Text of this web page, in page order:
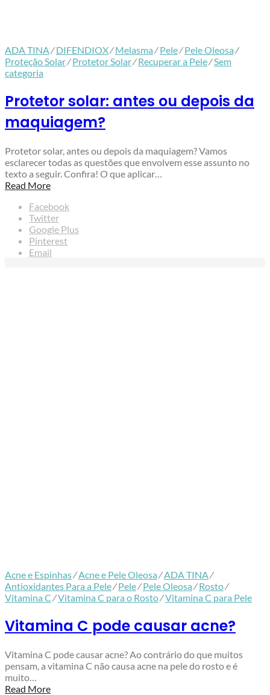
ADA TINA⁄DIFENDIOX⁄Melasma⁄Pele⁄Pele Oleosa⁄
Proteção Solar⁄Protetor Solar⁄Recuperar a Pele⁄Sem
categoria
Protetor solar: antes ou depois da
maquiagem?
Protetor solar, antes ou depois da maquiagem? Vamos
esclarecer todas as questões que envolvem esse assunto no
texto a seguir. Confira! O que aplicar…
Read More
Facebook
Twitter
Google Plus
Pinterest
Email
Acne e Espinhas⁄Acne e Pele Oleosa⁄ADA TINA⁄
Antioxidantes Para a Pele⁄Pele⁄Pele Oleosa⁄Rosto⁄
Vitamina C⁄Vitamina C para o Rosto⁄Vitamina C para Pele
Vitamina C pode causar acne?
Vitamina C pode causar acne? Ao contrário do que muitos
pensam, a vitamina C não causa acne na pele do rosto e é
muito…
Read More